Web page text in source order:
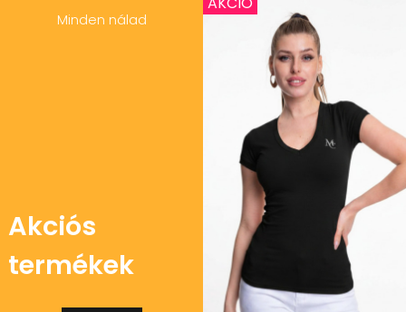
Minden nálad
Akciós
termékek